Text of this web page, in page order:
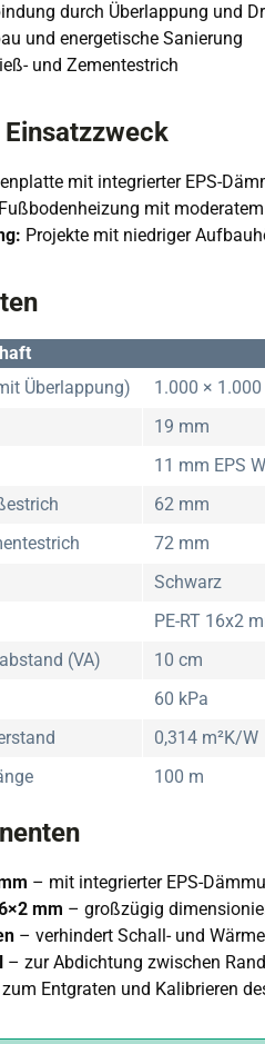
durch Überlappung und
und energetische Sanierung
und Zementestrich
mit integrierter EPS-
Fußbodenheizung mit
Projekte mit niedriger
Überlappung)
1.000 ×
19 mm
11 mm EPS
62 mm
72 mm
Schwarz
PE-RT 16x2
(VA)
10 cm
60 kPa
0,314 m²K/W
100 m
– mit integrierter EPS-
mm – großzügig
– verhindert Schall- und
– zur Abdichtung zwischen
Entgraten und Kalibrieren